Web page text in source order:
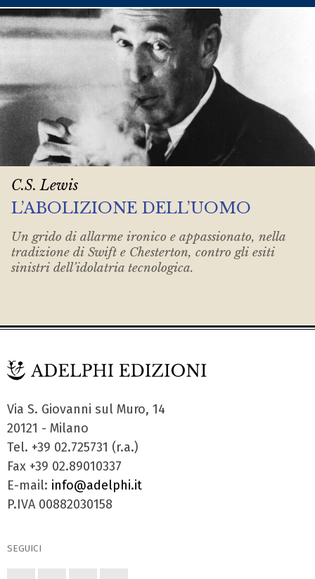
C.S. Lewis
L’ABOLIZIONE DELL’UOMO
Un grido di allarme ironico e appassionato, nella
tradizione di Swift e Chesterton, contro gli esiti
sinistri dell’idolatria tecnologica.
Via S. Giovanni sul Muro, 14
20121 - Milano
Tel. +39 02.725731 (r.a.)
Fax +39 02.89010337
E-mail: info@adelphi.it
P.IVA 00882030158
SEGUICI